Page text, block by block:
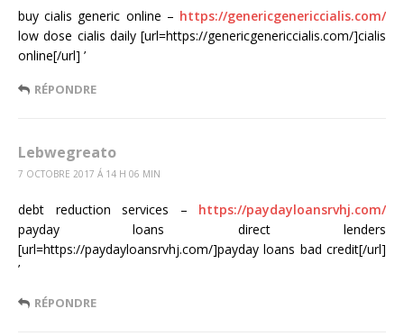
buy cialis generic online – https://genericgenericcialis.com/
low dose cialis daily [url=https://genericgenericcialis.com/]cialis
online[/url] ’
RÉPONDRE
Lebwegreato
7 OCTOBRE 2017 Á 14 H 06 MIN
debt reduction services – https://paydayloansrvhj.com/
payday loans direct lenders
[url=https://paydayloansrvhj.com/]payday loans bad credit[/url]
’
RÉPONDRE